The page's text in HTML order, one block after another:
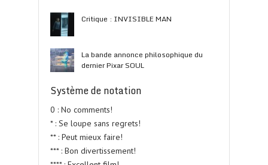
Critique : INVISIBLE MAN
La bande annonce philosophique du
dernier Pixar SOUL
Système de notation
0 : No comments!
* : Se loupe sans regrets!
** : Peut mieux faire!
*** : Bon divertissement!